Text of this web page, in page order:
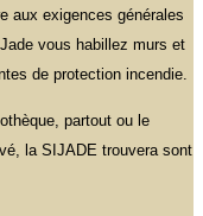
aux exigences générales
vous habillez murs et
de protection incendie.
partout ou le
la SIJADE trouvera sont